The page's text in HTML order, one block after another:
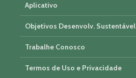
Aplicativo
Objetivos Desenvolv. Sustentável
Trabalhe Conosco
Termos de Uso e Privacidade